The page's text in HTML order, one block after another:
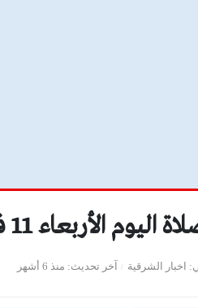
الأربعاء 11 فبراير 2026
اخبار الشرقية آخر تحديث منذ 6 أشهر